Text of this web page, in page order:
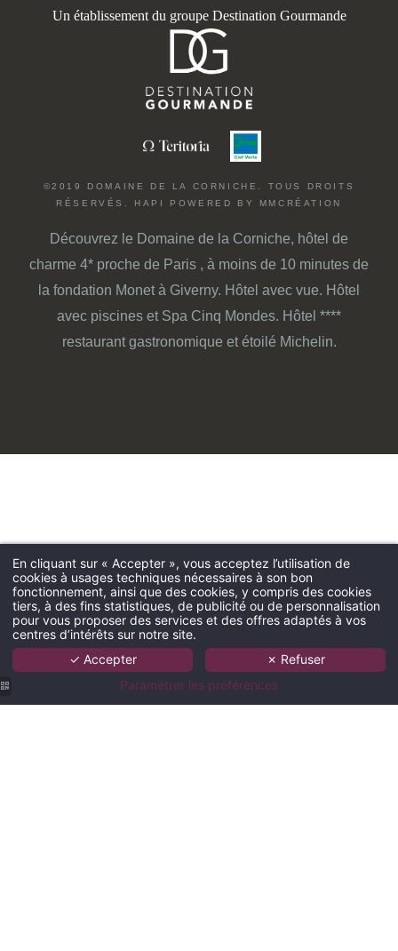
Un établissement du groupe Destination Gourmande
©2019 DOMAINE DE LA CORNICHE. TOUS DROITS
RÉSERVÉS. HAPI POWERED BY MMCRÉATION
Découvrez le Domaine de la Corniche, hôtel de
charme 4* proche de Paris , à moins de 10 minutes de
la fondation Monet à Giverny. Hôtel avec vue. Hôtel
avec piscines et Spa Cinq Mondes. Hôtel ****
restaurant gastronomique et étoilé Michelin.
En cliquant sur « Accepter », vous acceptez l’utilisation de
cookies à usages techniques nécessaires à son bon
fonctionnement, ainsi que des cookies, y compris des cookies
tiers, à des fins statistiques, de publicité ou de personnalisation
pour vous proposer des services et des offres adaptés à vos
centres d’intérêts sur notre site.
✓ Accepter
✗ Refuser
Paramétrer les préférences